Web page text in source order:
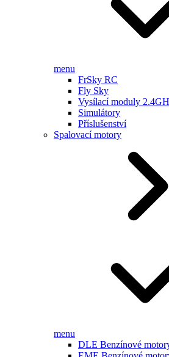
menu
FrSky RC
Fly Sky
Vysílací moduly
Simulátory
Příslušenství
Spalovací motory
menu
DLE Benzínové